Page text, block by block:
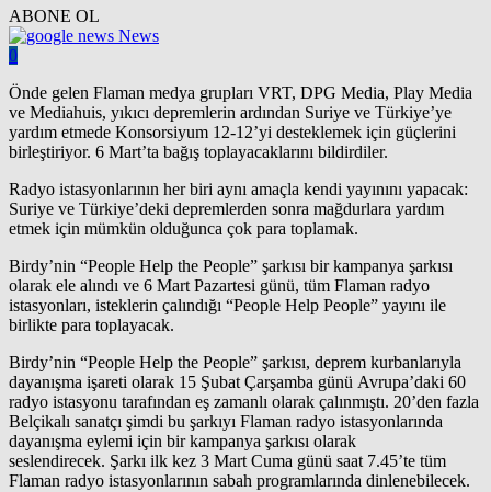
ABONE OL
News
0
Önde gelen Flaman medya grupları VRT, DPG Media, Play Media
ve Mediahuis, yıkıcı depremlerin ardından Suriye ve Türkiye’ye
yardım etmede Konsorsiyum 12-12’yi desteklemek için güçlerini
birleştiriyor. 6 Mart’ta bağış toplayacaklarını bildirdiler.
Radyo istasyonlarının her biri aynı amaçla kendi yayınını yapacak:
Suriye ve Türkiye’deki depremlerden sonra mağdurlara yardım
etmek için mümkün olduğunca çok para toplamak.
Birdy’nin “People Help the People” şarkısı bir kampanya şarkısı
olarak ele alındı ve 6 Mart Pazartesi günü, tüm Flaman radyo
istasyonları, isteklerin çalındığı “People Help People” yayını ile
birlikte para toplayacak.
Birdy’nin “People Help the People” şarkısı, deprem kurbanlarıyla
dayanışma işareti olarak 15 Şubat Çarşamba günü Avrupa’daki 60
radyo istasyonu tarafından eş zamanlı olarak çalınmıştı. 20’den fazla
Belçikalı sanatçı şimdi bu şarkıyı Flaman radyo istasyonlarında
dayanışma eylemi için bir kampanya şarkısı olarak
seslendirecek. Şarkı ilk kez 3 Mart Cuma günü saat 7.45’te tüm
Flaman radyo istasyonlarının sabah programlarında dinlenebilecek.